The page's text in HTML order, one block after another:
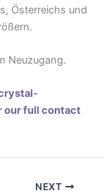
Österreichs und
Neuzugang.
our full contact
NEXT